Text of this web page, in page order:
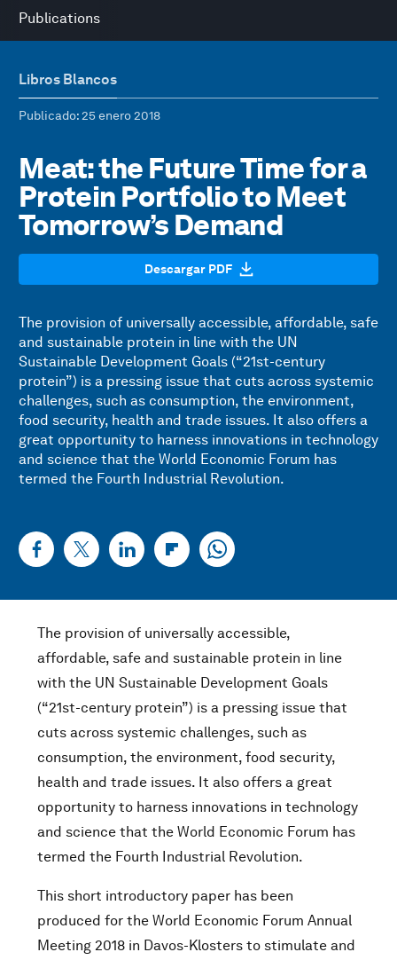
Publications
Libros Blancos
Publicado: 25 enero 2018
Meat: the Future Time for a
Protein Portfolio to Meet
Tomorrow’s Demand
Descargar PDF
The provision of universally accessible, affordable, safe
and sustainable protein in line with the UN
Sustainable Development Goals (“21st-century
protein”) is a pressing issue that cuts across systemic
challenges, such as consumption, the environment,
food security, health and trade issues. It also offers a
great opportunity to harness innovations in technology
and science that the World Economic Forum has
termed the Fourth Industrial Revolution.
The provision of universally accessible,
affordable, safe and sustainable protein in line
with the UN Sustainable Development Goals
(“21st-century protein”) is a pressing issue that
cuts across systemic challenges, such as
consumption, the environment, food security,
health and trade issues. It also offers a great
opportunity to harness innovations in technology
and science that the World Economic Forum has
termed the Fourth Industrial Revolution.
This short introductory paper has been
produced for the World Economic Forum Annual
Meeting 2018 in Davos-Klosters to stimulate and